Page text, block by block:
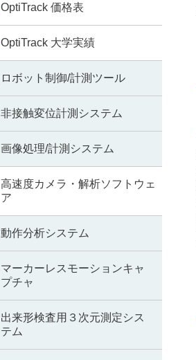
OptiTrack 価格表
OptiTrack 大学実績
ロボット制御/計測ツール
非接触変位計測システム
画像処理/計測システム
高速度カメラ・解析ソフトウェ
ア
動作分析システム
マーカーレスモーションキャ
プチャ
出来形検査用３次元測定シス
テム